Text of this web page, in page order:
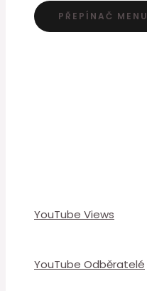
PŘEPÍNAČ MENU
YouTube Views
YouTube Odběratelé